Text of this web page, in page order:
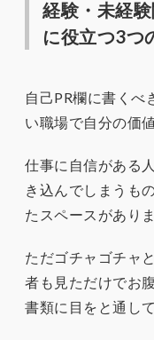
経験・未経
に役立つ3つ
自己PR欄に書くべ
い職場で自分の価
仕事に自信がある
き込んでしまうも
たスペースがありま
ただゴチャゴチャ
者も見ただけでお
書類に目をと通し